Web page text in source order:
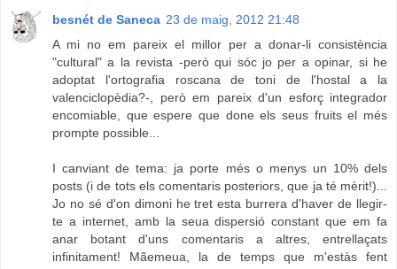
besnét de Saneca 23 de maig, 2012 21:48
A mi no em pareix el millor per a donar-li consistència
"cultural" a la revista -però qui sóc jo per a opinar, si he
adoptat l'ortografia roscana de toni de l'hostal a la
valenciclopèdia?-, però em pareix d'un esforç integrador
encomiable, que espere que done els seus fruits el més
prompte possible...
I canviant de tema: ja porte més o menys un 10% dels
posts (i de tots els comentaris posteriors, que ja té mèrit!)...
Jo no sé d'on dimoni he tret esta burrera d'haver de llegir-
te a internet, amb la seua dispersió constant que em fa
anar botant d'uns comentaris a altres, entrellaçats
infinitament! Mãemeua, la de temps que m'estàs fent